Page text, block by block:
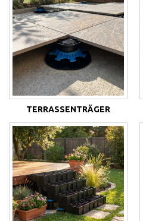
TERRASSENTRÄGER